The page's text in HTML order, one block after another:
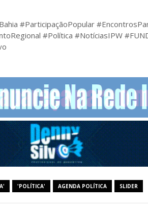
#ParticipaçãoPopular
#Política #NotíciasIPW
'POLÍTICA' AGENDA POLÍTICA SLIDER